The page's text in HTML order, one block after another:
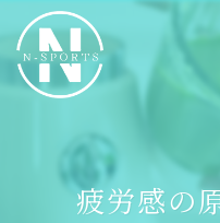
疲労感の